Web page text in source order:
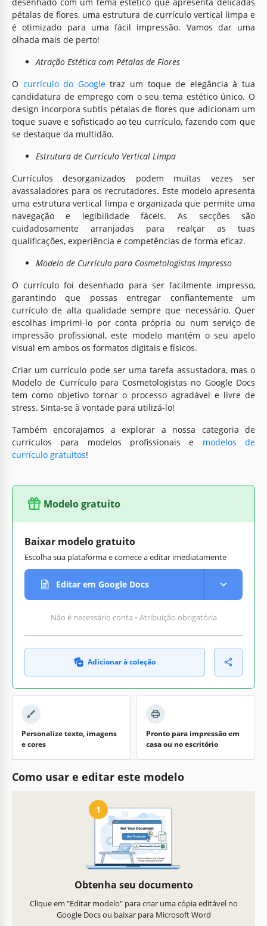
pétalas de flores, uma estrutura de currículo vertical limpa e
é otimizado para uma fácil impressão. Vamos dar uma
olhada mais de perto!
Atração Estética com Pétalas de Flores
O currículo do Googletraz um toque de elegância à tua
candidatura de emprego com o seu tema estético único. O
design incorpora subtis pétalas de flores que adicionam um
toque suave e sofisticado ao teu currículo, fazendo com que
se destaque da multidão.
Estrutura de Currículo Vertical Limpa
Currículos desorganizados podem muitas vezes ser
avassaladores para os recrutadores. Este modelo apresenta
uma estrutura vertical limpa e organizada que permite uma
navegação e legibilidade fáceis. As secções são
cuidadosamente arranjadas para realçar as tuas
qualificações, experiência e competências de forma eficaz.
Modelo de Currículo para Cosmetologistas Impresso
O currículo foi desenhado para ser facilmente impresso,
garantindo que possas entregar confiantemente um
currículo de alta qualidade sempre que necessário. Quer
escolhas imprimi-lo por conta própria ou num serviço de
impressão profissional, este modelo mantém o seu apelo
visual em ambos os formatos digitais e físicos.
Criar um currículo pode ser uma tarefa assustadora, mas o
Modelo de Currículo para Cosmetologistas no Google Docs
tem como objetivo tornar o processo agradável e livre de
stress. Sinta-se à vontade para utilizá-lo!
Também encorajamos a explorar a nossa categoria de
currículos para modelos profissionais e modelos de
currículo gratuitos!
Modelo gratuito
Baixar modelo gratuito
Escolha sua plataforma e comece a editar imediatamente
Editar em Google Docs
Não é necessário conta • Atribuição obrigatória
Adicionar à coleção
Personalize texto, imagens
e cores
Pronto para impressão em
casa ou no escritório
Como usar e editar este modelo
1
Obtenha seu documento
Clique em "Editar modelo" para criar uma cópia editável no
Google Docs ou baixar para Microsoft Word